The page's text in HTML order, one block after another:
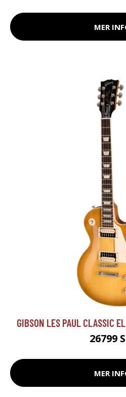
MER
GIBSON LES PAUL CLASSIC
26799
MER